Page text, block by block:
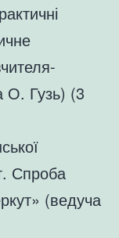
О. Гузь) (3
Спроба
(ведуча